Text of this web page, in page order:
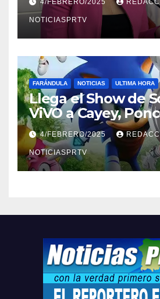
NOTICIASPRTV
FARÁNDULA NOTICIAS ULTIMA HORA
Llega el Show de
ViVO a Cayey,
Barceloneta y
Relojes gratis para
compre ahora….
4/FEBRERO/2025
NOTICIASPRTV